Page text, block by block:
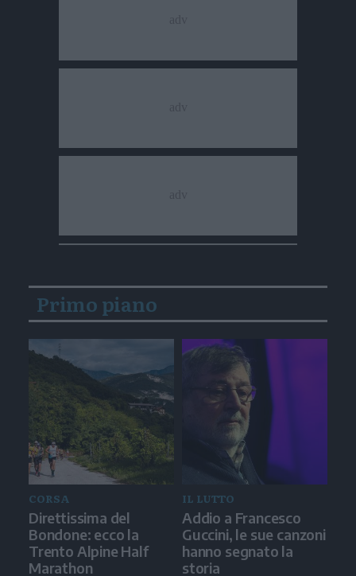
Primo piano
CORSA
Direttissima del
Bondone: ecco la
Trento Alpine Half
Marathon
IL LUTTO
Addio a Francesco
Guccini, le sue canzoni
hanno segnato la
storia